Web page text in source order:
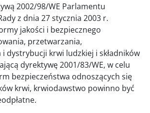
2002/98/WE Parlamentu
z dnia 27 stycznia 2003 r.
jakości i bezpiecznego
przetwarzania,
dystrybucji krwi ludzkiej i składników
dyrektywę 2001/83/WE, w celu
bezpieczeństwa odnoszących się
krwi, krwiodawstwo powinno być